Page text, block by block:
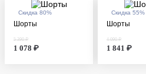
Скидка 80%
Шорты
5 390 ₽
1 078 ₽
Скидка 55%
Шорты
4 090 ₽
1 841 ₽